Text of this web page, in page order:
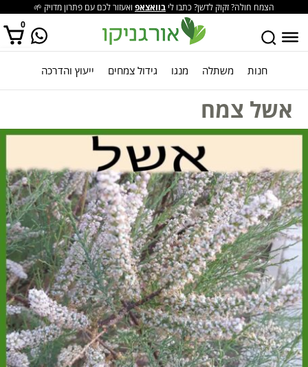
הצמח חולה? זקוק לדשן? כתבו לי בוואצאפ ואעזור לכם עם פתרון מדויק 🌱
0
אין מוצרים בסל הקניות. חנות משתלה מנגו גידול צמחים ייעוץ והדרכה
אשל צמח